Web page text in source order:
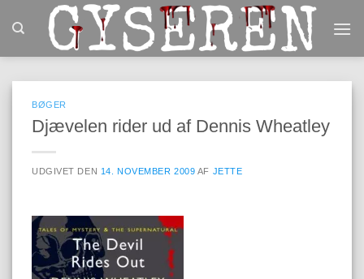
BØGER
Djævelen rider ud af Dennis Wheatley
UDGIVET DEN 14. NOVEMBER 2009 AF JETTE